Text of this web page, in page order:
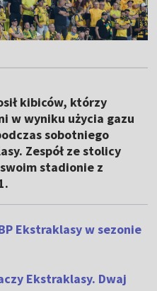
kibiców, którzy
w wyniku użycia gazu
sobotniego
Zespół ze stolicy
stadionie z
Ekstraklasy w sezonie
Ekstraklasy. Dwaj